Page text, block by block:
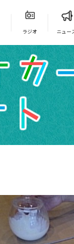
ラジオ ニュー